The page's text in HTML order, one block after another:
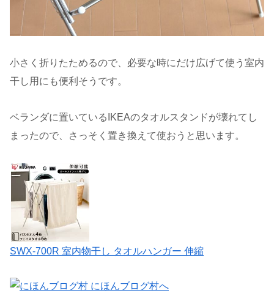
小さく折りたためるので、必要な時にだけ広げて使う室内
干し用にも便利そうです。
ベランダに置いているIKEAのタオルスタンドが壊れてし
まったので、さっそく置き換えて使おうと思います。
SWX-700R 室内物干し タオルハンガー 伸縮